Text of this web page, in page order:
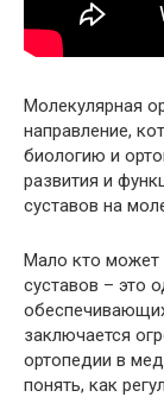
Молекулярная
направление,
биологию и
развития и
суставов на
Мало кто может
суставов – это
заключается
ортопедии в
понять, как